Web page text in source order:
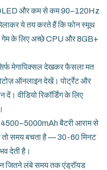
और कम से कम 90–120Hz
ये तय करते हैं कि फोन स्मूथ
गेम के लिए अच्छे CPU और 8GB+
मेगापिक्सल देखकर फैसला मत
ऑनलाइन देखें। पोर्ट्रेट और
दें। वीडियो रिकॉर्डिंग के लिए
में 4500–5000mAh बैटरी आराम से
तो समय बचता है — 30-60 मिनट
देती है।
जितने लंबे समय तक एंड्रॉयड